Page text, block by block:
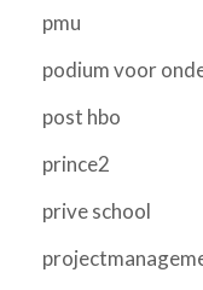
pmu
podium voor
post hbo
prince2
prive school